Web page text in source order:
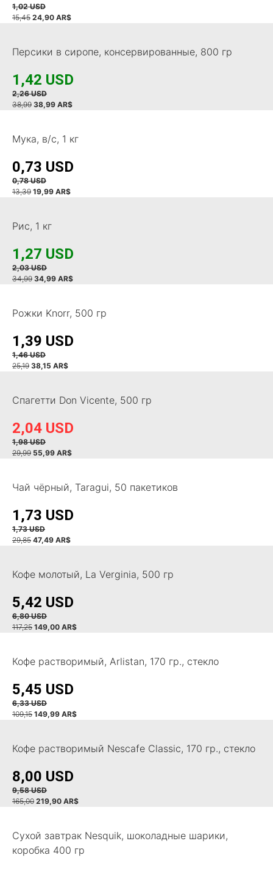
1,02 USD
15,45 24,90 AR$
Персики в сиропе, консервированные, 800 гр
1,42 USD
2,26 USD
38,99 38,99 AR$
Мука, в/с, 1 кг
0,73 USD
0,78 USD
13,39 19,99 AR$
Рис, 1 кг
1,27 USD
2,03 USD
34,99 34,99 AR$
Рожки Knorr, 500 гр
1,39 USD
1,46 USD
25,19 38,15 AR$
Спагетти Don Vicente, 500 гр
2,04 USD
1,98 USD
29,99 55,99 AR$
Чай чёрный, Taragui, 50 пакетиков
1,73 USD
1,73 USD
29,85 47,49 AR$
Кофе молотый, La Verginia, 500 гр
5,42 USD
6,80 USD
117,25 149,00 AR$
Кофе растворимый, Arlistan, 170 гр., стекло
5,45 USD
6,33 USD
109,15 149,99 AR$
Кофе растворимый Nescafe Classic, 170 гр., стекло
8,00 USD
9,58 USD
165,00 219,90 AR$
Сухой завтрак Nesquik, шоколадные шарики,
коробка 400 гр